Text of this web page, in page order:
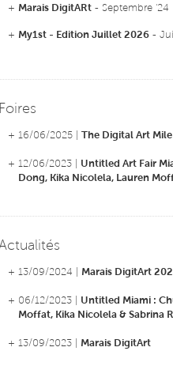
+ Marais DigitARt- Septembre '24
+ My1st - Edition Juillet 2026-
Foires
+ 16/06/2025 | The Digital Art Mile
+ 12/06/2023 |
Untitled Art Fair
Dong, Kika Nicolela, Lauren
+ 13/09/2024 | Marais DigitArt
+ 06/12/2023 |
Untitled Miami :
Moffat, Kika Nicolela & Sabrina
+ 13/09/2023 | Marais DigitArt